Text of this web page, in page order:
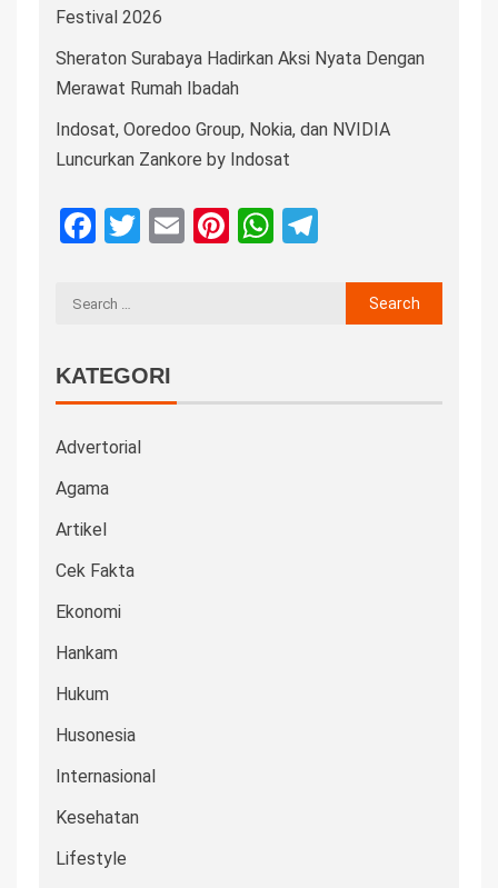
Festival 2026
Sheraton Surabaya Hadirkan Aksi Nyata Dengan
Merawat Rumah Ibadah
Indosat, Ooredoo Group, Nokia, dan NVIDIA
Luncurkan Zankore by Indosat
Facebook
Twitter
EmailPinterest
WhatsApp
KATEGORI
Advertorial
Agama
Artikel
Cek Fakta
Ekonomi
Hankam
Hukum
Husonesia
Internasional
Kesehatan
Lifestyle